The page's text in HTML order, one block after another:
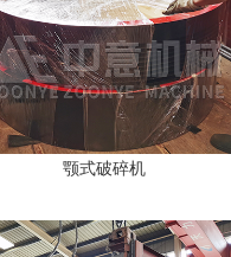
颚式破碎机